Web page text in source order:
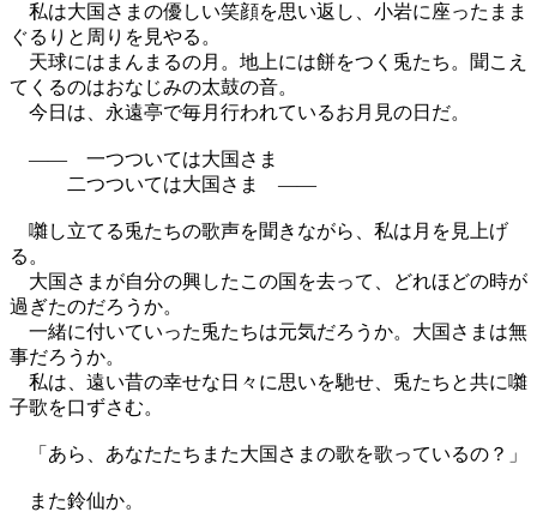
私は大国さまの優しい笑顔を思い返し、小岩に座ったまま
ぐるりと周りを見やる。
天球にはまんまるの月。地上には餅をつく兎たち。聞こえ
てくるのはおなじみの太鼓の音。
今日は、永遠亭で毎月行われているお月見の日だ。
―― 一つついては大国さま
二つついては大国さま ――
囃し立てる兎たちの歌声を聞きながら、私は月を見上げ
る。
大国さまが自分の興したこの国を去って、どれほどの時が
過ぎたのだろうか。
一緒に付いていった兎たちは元気だろうか。大国さまは無
事だろうか。
私は、遠い昔の幸せな日々に思いを馳せ、兎たちと共に囃
子歌を口ずさむ。
「あら、あなたたちまた大国さまの歌を歌っているの？」
また鈴仙か。